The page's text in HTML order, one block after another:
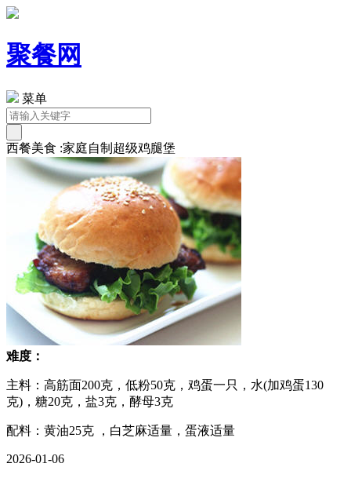
聚餐网
菜单
西餐美食 :家庭自制超级鸡腿堡
难度：
主料：高筋面200克，低粉50克，鸡蛋一只，水(加鸡蛋130
克)，糖20克，盐3克，酵母3克
配料：黄油25克 ，白芝麻适量，蛋液适量
2026-01-06